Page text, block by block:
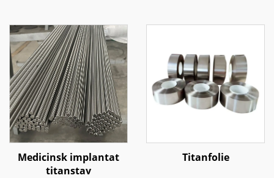
Medicinsk implantat
titanstav
Titanfolie